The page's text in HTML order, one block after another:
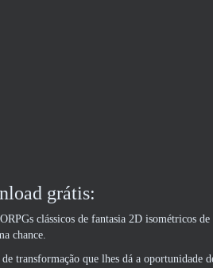
grátis:
clássicos de fantasia 2D isométricos
chance.
transformação que lhes dá a oportunidade